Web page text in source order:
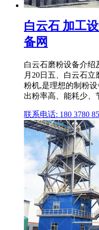
白云石 加工
备网
白云石磨粉设备介绍
月20日五、白云石
粉机,是理想的制粉
出粉率高、能耗少、
联系电话: 180 3780